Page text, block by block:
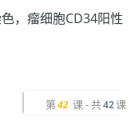
，瘤细胞CD34阳性
第 42 课 - 共42课